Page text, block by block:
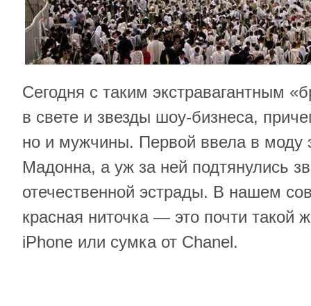
Сегодня с таким экстравагантным
в свете и звезды шоу-бизнеса,
но и мужчины. Первой ввела в моду
Мадонна, а уж за ней подтянулись
отечественной эстрады. В нашем
красная ниточка — это почти такой
iPhone или сумка от Chanel.